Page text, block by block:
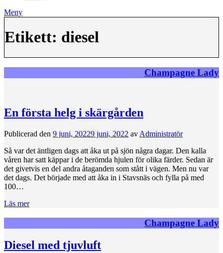
Meny
Etikett: diesel
Champagne Lady
En första helg i skärgården
Publicerad den 9 juni, 20229 juni, 2022 av Administratör
Så var det äntligen dags att åka ut på sjön några dagar. Den kalla
våren har satt käppar i de berömda hjulen för olika färder. Sedan är
det givetvis en del andra åtaganden som stått i vägen. Men nu var
det dags. Det började med att åka in i Stavsnäs och fylla på med
100…
Läs mer
Champagne Lady
Diesel med tjuvluft